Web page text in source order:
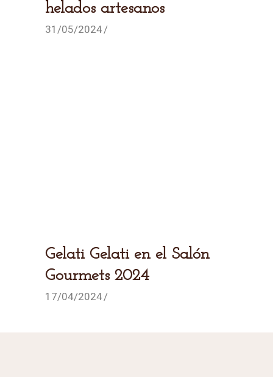
helados artesanos
31/05/2024
Gelati Gelati en el Salón
Gourmets 2024
17/04/2024